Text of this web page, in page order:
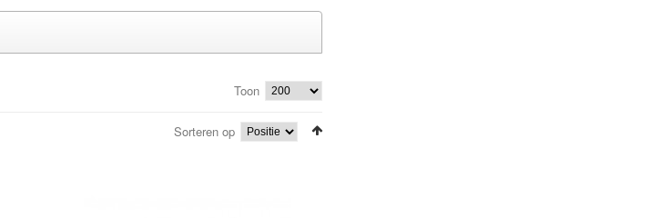
Toon
Sorteren op